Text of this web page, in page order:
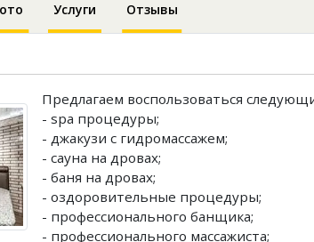
Услуги Отзывы
Предлагаем воспользоваться
- spa процедуры;
- джакузи с гидромассажем;
- сауна на дровах;
- баня на дровах;
- оздоровительные процедуры;
- профессионального банщика;
- профессионального массажиста;